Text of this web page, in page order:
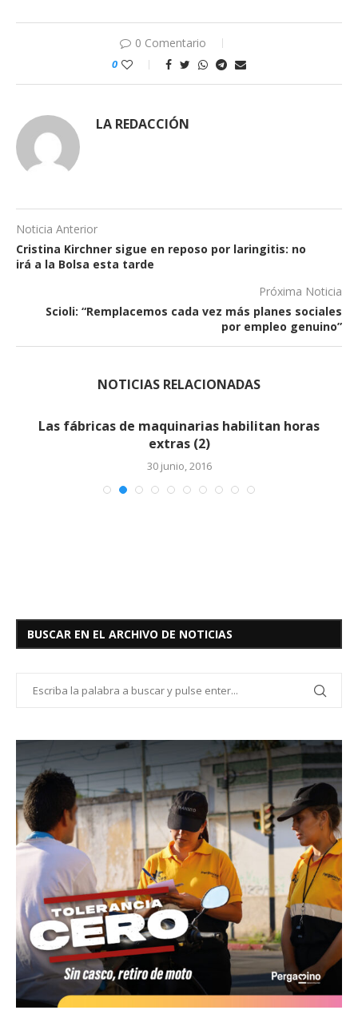
0 Comentario
0
LA REDACCIÓN
Noticia Anterior
Cristina Kirchner sigue en reposo por laringitis: no
irá a la Bolsa esta tarde
Próxima Noticia
Scioli: “Remplacemos cada vez más planes sociales
por empleo genuino”
NOTICIAS RELACIONADAS
Las fábricas de maquinarias habilitan horas
extras (2)
30 junio, 2016
BUSCAR EN EL ARCHIVO DE NOTICIAS